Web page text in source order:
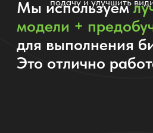
ПРОТЕСТИРОВАТЬ ИИ СОТРУДНИКА